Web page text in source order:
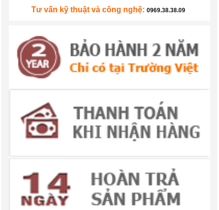
Tư vấn kỹ thuật và công nghệ: 0969.38.38.09